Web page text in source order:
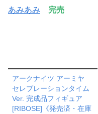
あみあみ 完売
アークナイツ アーミヤ
セレブレーションタイム
Ver. 完成品フィギュア
[RIBOSE]《発売済・在庫